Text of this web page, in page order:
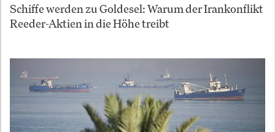
Schiffe werden zu Goldesel: Warum der Irankonflikt
Reeder-Aktien in die Höhe treibt